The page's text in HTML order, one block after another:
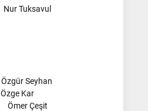
Nur Tuksavul
Özgür Seyhan
Özge Kar
Ömer Çeşit